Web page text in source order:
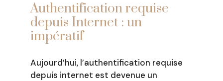
Authentification requise
depuis Internet : un
impératif
Aujourd’hui, l’authentification requise
depuis internet est devenue un